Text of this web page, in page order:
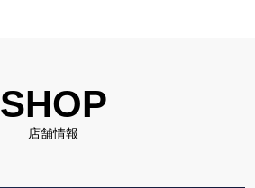
SHOP
店舗情報